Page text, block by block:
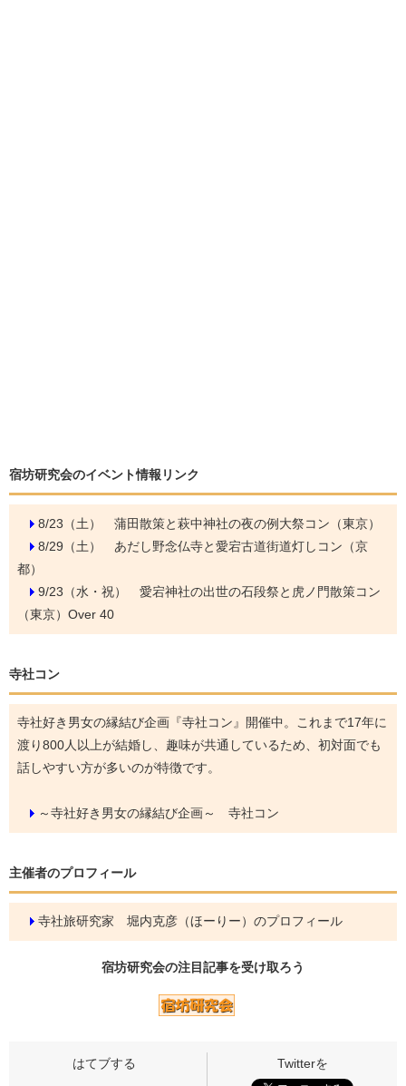
宿坊研究会のイベント情報リンク
8/23（土） 蒲田散策と萩中神社の夜の例大祭コン（東京）
8/29（土） あだし野念仏寺と愛宕古道街道灯しコン（京
都）
9/23（水・祝） 愛宕神社の出世の石段祭と虎ノ門散策コン
（東京）Over 40
寺社コン
寺社好き男女の縁結び企画『寺社コン』開催中。これまで17年に
渡り800人以上が結婚し、趣味が共通しているため、初対面でも
話しやすい方が多いのが特徴です。
～寺社好き男女の縁結び企画～ 寺社コン
主催者のプロフィール
寺社旅研究家 堀内克彦（ほーりー）のプロフィール
宿坊研究会の注目記事を受け取ろう